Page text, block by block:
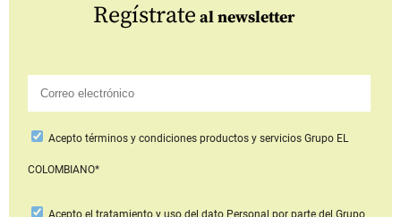
Regístrate al newsletter
Aceptotérminos y condiciones productos y serviciosGrupo EL
COLOMBIANO*
Acepto el tratamiento y uso del dato Personal por parte del Grupo